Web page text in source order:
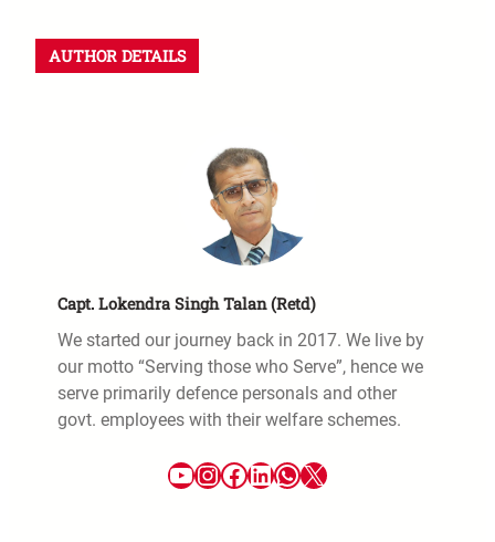
AUTHOR DETAILS
Capt. Lokendra Singh Talan (Retd)
We started our journey back in 2017. We live by
our motto “Serving those who Serve”, hence we
serve primarily defence personals and other
govt. employees with their welfare schemes.